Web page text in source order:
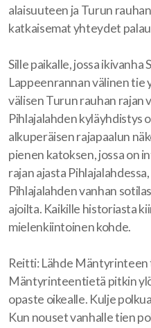
alaisuuteen ja Turun
katkaisemat yhteydet
Sille paikalle, jossa ikivanha
Lappeenrannan välinen tie
välisen Turun rauhan rajan
Pihlajalahden kyläyhdistys
alkuperäisen rajapaalun
pienen katoksen, jossa on
rajan ajasta
Pihlajalahden vanhan
ajoilta. Kaikille historiasta
mielenkiintoinen kohde.
Reitti: Lähde Mäntyrinteen
Mäntyrinteentietä pitkin
opaste oikealle. Kulje
Kun nouset vanhalle tien